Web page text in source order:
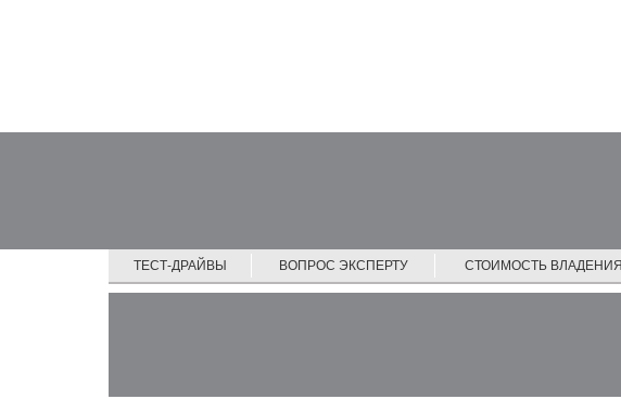
ТЕСТ-ДРАЙВЫ ВОПРОС ЭКСПЕРТУ СТОИМОСТЬ ВЛАДЕНИЯ